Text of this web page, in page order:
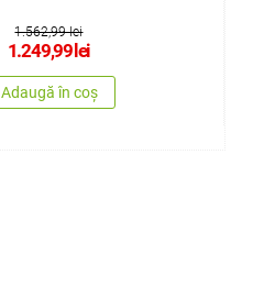
1.562,99 lei
1.249,99lei
Adaugă în coș